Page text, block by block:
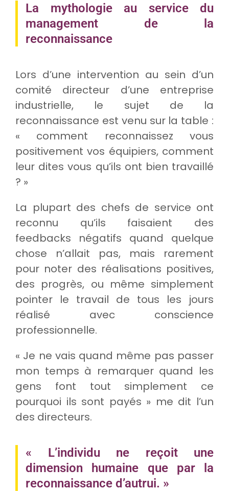
La mythologie au service du
management de la
reconnaissance
Lors d’une intervention au sein d’un
comité directeur d’une entreprise
industrielle, le sujet de la
reconnaissance est venu sur la table :
« comment reconnaissez vous
positivement vos équipiers, comment
leur dites vous qu’ils ont bien travaillé
? »
La plupart des chefs de service ont
reconnu qu’ils faisaient des
feedbacks négatifs quand quelque
chose n’allait pas, mais rarement
pour noter des réalisations positives,
des progrès, ou même simplement
pointer le travail de tous les jours
réalisé avec conscience
professionnelle.
« Je ne vais quand même pas passer
mon temps à remarquer quand les
gens font tout simplement ce
pourquoi ils sont payés » me dit l’un
des directeurs.
« L’individu ne reçoit une
dimension humaine que par la
reconnaissance d’autrui. »